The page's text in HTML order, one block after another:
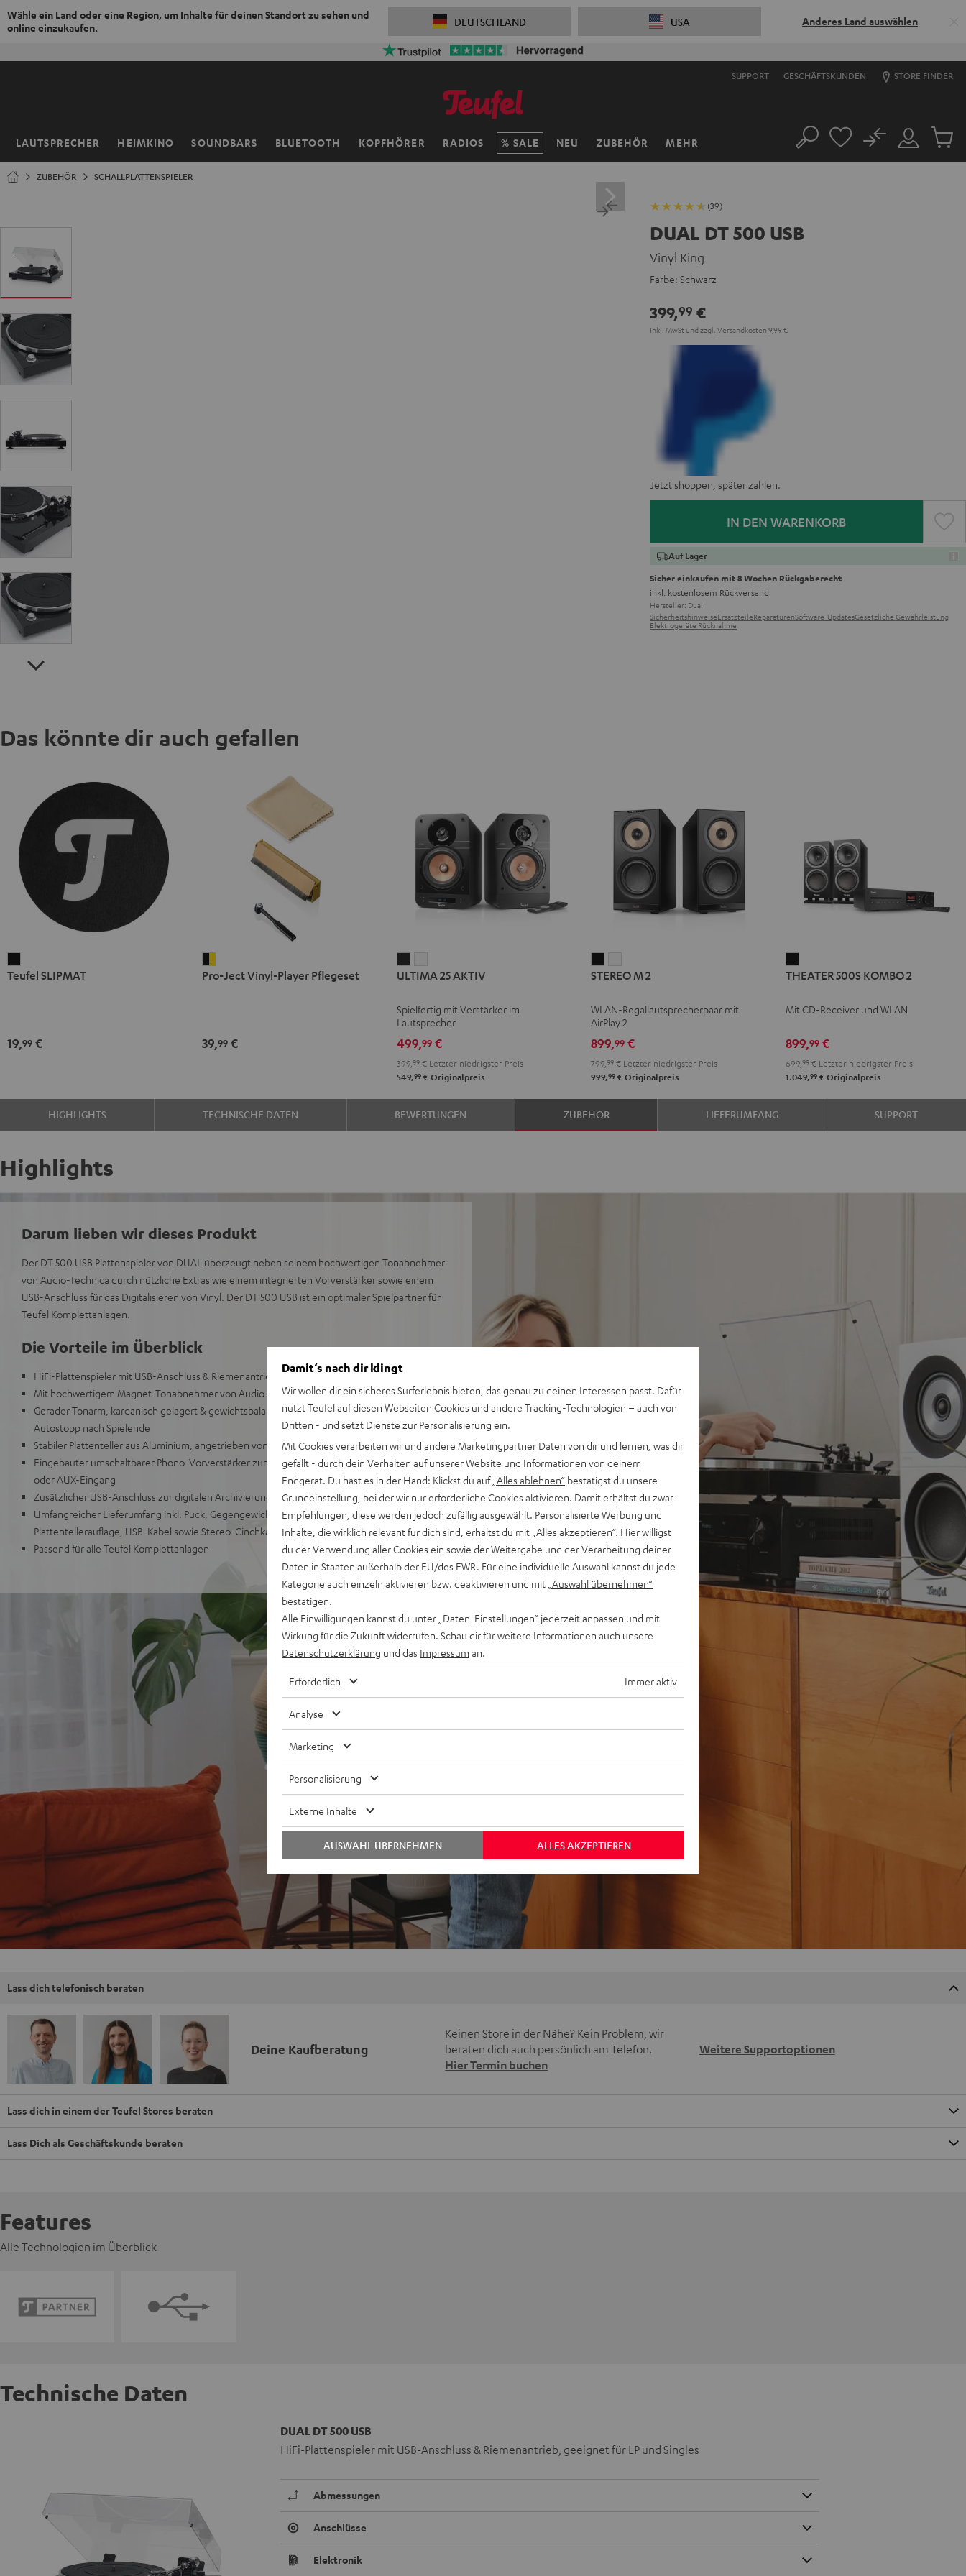
Wähle ein Land oder eine Region, um Inhalte für deinen Standort zu sehen und
online einzukaufen.
DEUTSCHLAND USA Anderes Land auswählen
SUPPORT GESCHÄFTSKUNDEN STORE FINDER
LAUTSPRECHER HEIMKINO SOUNDBARS BLUETOOTH KOPFHÖRER RADIOS SALE NEU ZUBEHÖR MEHR
Startseite Suche
Mein
Konto
No
Artikel
ZUBEHÖR SCHALLPLATTENSPIELER
(39)
DUAL DT 500 USB
Vinyl King
Farbe: Schwarz
399,99 €
Inkl. MwSt und zzgl. Versandkosten 9,99 €
Jetzt shoppen, später zahlen.
IN DEN WARENKORB
Auf Lager
Sicher einkaufen mit 8 Wochen Rückgaberecht
inkl. kostenlosem Rückversand
Hersteller: Dual
SicherheitshinweiseErsatzteileReparaturenSoftware-UpdatesGesetzliche Gewährleistung
Elektrogeräte Rücknahme
Das könnte dir auch gefallen
SLIPMAT
Teufel SLIPMAT
19,99 €
Ject
Schwarz
Pro-Ject Vinyl-Player Pflegeset
39,99€
25
Night
Black
25
Pure
White
ULTIMA 25 AKTIV
Spielfertig mit Verstärker im
Lautsprecher
499,99€
399, 99€Letzter niedrigster Preis
549,99€Originalpreis
M
Schwarz
M
Weiß
STEREO M 2
WLAN-Regallautsprecherpaar mit
AirPlay 2
899,99 €
799,99 € Letzter niedrigster Preis
999,99 € Originalpreis
500S
2
THEATER 500S KOMBO 2
Mit CD-Receiver und WLAN
899,99 €
699,99 € Letzter niedrigster Preis
1.049,99 € Originalpreis
HIGHLIGHTS TECHNISCHE DATEN BEWERTUNGEN ZUBEHÖR LIEFERUMFANG SUPPORT
Highlights
Darum lieben wir dieses Produkt
Der DT 500 USB Plattenspieler von DUAL überzeugt neben seinem hochwertigen Tonabnehmer
von Audio-Technica durch nützliche Extras wie einem integrierten Vorverstärker sowie einem
USB-Anschluss für das Digitalisieren von Vinyl. Der DT 500 USB ist ein optimaler Spielpartner für
Teufel Komplettanlagen.
Die Vorteile im Überblick
HiFi-Plattenspieler mit USB-Anschluss & Riemenantrieb, geeignet für LP und Singles
Mit hochwertigem Magnet-Tonabnehmer von Audio-Technica
Gerader Tonarm, kardanisch gelagert & gewichtsbalanciert mit einstellbarer Auflagekraft,
Autostopp nach Spielende
Stabiler Plattenteller aus Aluminium, angetrieben von einem DC-Servo Gleichstrommotor
Eingebauter umschaltbarer Phono-Vorverstärker zum einfachen Anschluss an jeden Phono-
oder AUX-Eingang
Zusätzlicher USB-Anschluss zur digitalen Archivierung auf PC/Mac
Umfangreicher Lieferumfang inkl. Puck, Gegengewicht, Abdeckhaube, gummierte
Plattentellerauflage, USB-Kabel sowie Stereo-Cinchkabel
Passend für alle Teufel Komplettanlagen
Lass dich telefonisch beraten
Deine Kaufberatung
Keinen Store in der Nähe? Kein Problem, wir
beraten dich auch persönlich am Telefon.
Hier Termin buchen
Weitere Supportoptionen
Lass dich in einem der Teufel Stores beraten
Lass Dich als Geschäftskunde beraten
Features
Alle Technologien im Überblick
Technische Daten
DUAL DT 500 USB
HiFi-Plattenspieler mit USB-Anschluss & Riemenantrieb, geeignet für LP und Singles
Abmessungen
Anschlüsse
Elektronik
Damit‘s nach dir klingt
Wir wollen dir ein sicheres Surferlebnis bieten, das genau zu deinen Interessen passt. Dafür
nutzt Teufel auf diesen Webseiten Cookies und andere Tracking-Technologien – auch von
Dritten - und setzt Dienste zur Personalisierung ein.
Mit Cookies verarbeiten wir und andere Marketingpartner Daten von dir und lernen, was dir
gefällt - durch dein Verhalten auf unserer Website und Informationen von deinem
Endgerät. Du hast es in der Hand: Klickst du auf „Alles ablehnen“ bestätigst du unsere
Grundeinstellung, bei der wir nur erforderliche Cookies aktivieren. Damit erhältst du zwar
Empfehlungen, diese werden jedoch zufällig ausgewählt. Personalisierte Werbung und
Inhalte, die wirklich relevant für dich sind, erhältst du mit „Alles akzeptieren“. Hier willigst
du der Verwendung aller Cookies ein sowie der Weitergabe und der Verarbeitung deiner
Daten in Staaten außerhalb der EU/des EWR. Für eine individuelle Auswahl kannst du jede
Kategorie auch einzeln aktivieren bzw. deaktivieren und mit „Auswahl übernehmen“
bestätigen.
Alle Einwilligungen kannst du unter „Daten-Einstellungen“ jederzeit anpassen und mit
Wirkung für die Zukunft widerrufen. Schau dir für weitere Informationen auch unsere
Datenschutzerklärung und das Impressum an.
Erforderlich Immer aktiv
Analyse
Marketing
Personalisierung
Externe Inhalte
ALLES AKZEPTIEREN
AUSWAHL ÜBERNEHMEN